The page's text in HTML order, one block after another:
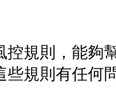
控規則，能夠
些規則有任何